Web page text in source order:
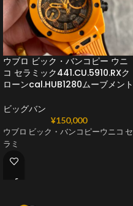
ウブロ ビック・バンコピー ウニ
コ セラミック441.CU.5910.RXク
ローンcal.HUB1280ムーブメント
ビッグバン
¥150,000
ウブロ ビック・バンコピーウニコ セ
ラミ